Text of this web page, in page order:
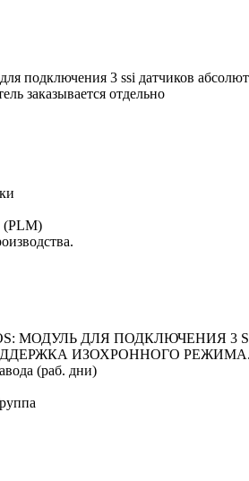
подключения 3 ssi датчиков
заказывается отдельно
(PLM)
POS: МОДУЛЬ ДЛЯ
ИЗОХРОННОГО
(раб. дни)